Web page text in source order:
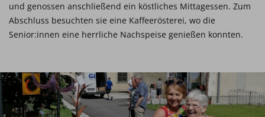
und genossen anschließend ein köstliches Mittagessen. Zum
Abschluss besuchten sie eine Kaffeerösterei, wo die
Senior:innen eine herrliche Nachspeise genießen konnten.